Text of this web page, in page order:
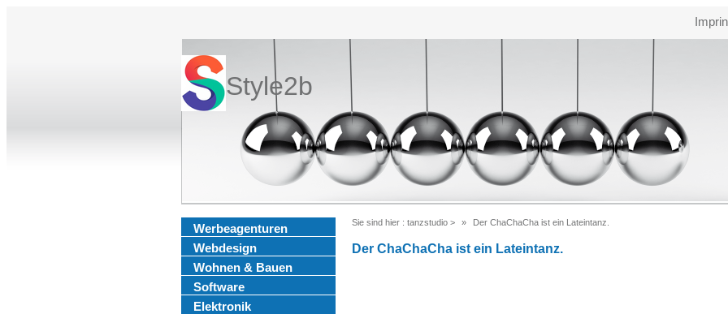
Style2b
Werbeagenturen
Webdesign
Wohnen & Bauen
Software
Elektronik
Sie sind hier : tanzstudio > Der ChaChaCha ist ein Lateintanz.
Der ChaChaCha ist ein Lateintanz.